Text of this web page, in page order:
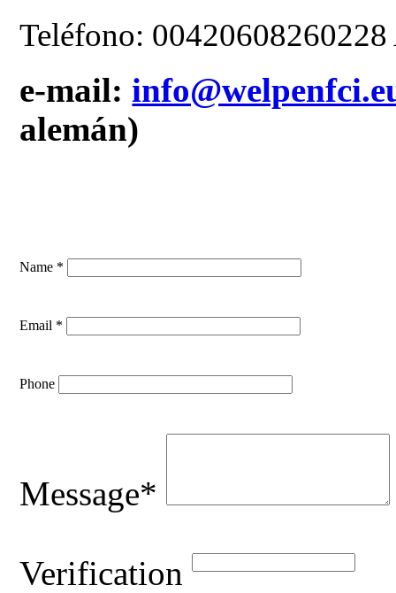
Teléfono:
e-mail:
alemán)
Name *
Email *
Phone
Message*
Verification